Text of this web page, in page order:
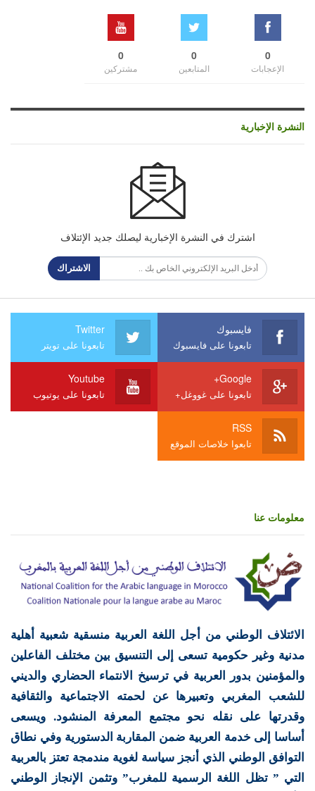
0
الإعجابات
0
المتابعين
0
مشتركين
النشرة الإخبارية
اشترك في النشرة الإخبارية ليصلك جديد الإئتلاف
الاشتراك
فايسبوك
تابعونا على فايسبوك
Twitter
تابعونا على تويتر
Google+
تابعونا على غووغل+
Youtube
تابعونا على يوتيوب
RSS
تابعوا خلاصات الموقع
معلومات عنا
الائتلاف الوطني من أجل اللغة العربية منسقية شعبية أهلية
مدنية وغير حكومية تسعى إلى التنسيق بين مختلف الفاعلين
والمؤمنين بدور العربية في ترسيخ الانتماء الحضاري والديني
للشعب المغربي وتعبيرها عن لحمته الاجتماعية والثقافية
وقدرتها على نقله نحو مجتمع المعرفة المنشود. ويسعى
أساسا إلى خدمة العربية ضمن المقاربة الدستورية وفي نطاق
التوافق الوطني الذي أنجز سياسة لغوية مندمجة تعتز بالعربية
التي ” تظل اللغة الرسمية للمغرب” وتثمن الإنجاز الوطني